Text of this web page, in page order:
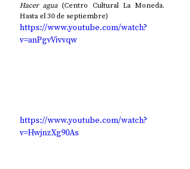
Hacer agua (Centro Cultural La Moneda.
Hasta el 30 de septiembre)
https://www.youtube.com/watch?
v=anPgvVivvqw
https://www.youtube.com/watch?
v=HwjnzXg90As